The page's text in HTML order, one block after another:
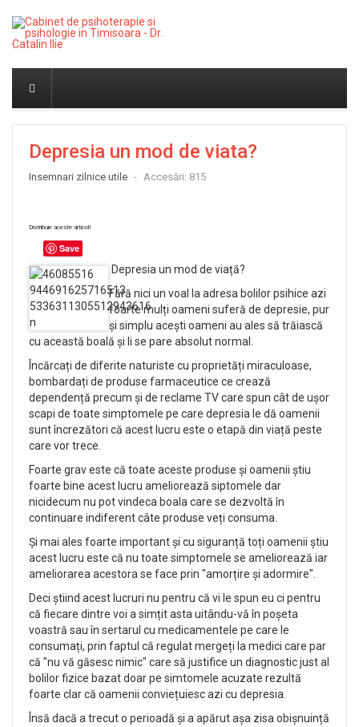
Depresia un mod de viata?
Insemnari zilnice utile Accesări: 815
Distribuie aceste articol!
Save
Depresia un mod de viață?
Fără nici un voal la adresa bolilor psihice azi
foarte mulți oameni suferă de depresie, pur
și simplu acești oameni au ales să trăiască
cu această boală și li se pare absolut normal.
Încărcați de diferite naturiste cu proprietăți miraculoase,
bombardați de produse farmaceutice ce crează
dependență precum și de reclame TV care spun cât de ușor
scapi de toate simptomele pe care depresia le dă oamenii
sunt încrezători că acest lucru este o etapă din viață peste
care vor trece.
Foarte grav este că toate aceste produse și oamenii știu
foarte bine acest lucru ameliorează siptomele dar
nicidecum nu pot vindeca boala care se dezvoltă în
continuare indiferent câte produse veți consuma.
Și mai ales foarte important și cu siguranță toți oamenii știu
acest lucru este că nu toate simptomele se ameliorează iar
ameliorarea acestora se face prin "amorțire și adormire".
Deci știind acest lucruri nu pentru că vi le spun eu ci pentru
că fiecare dintre voi a simțit asta uitându-vă în poșeta
voastră sau în sertarul cu medicamentele pe care le
consumați, prin faptul că regulat mergeți la medici care par
că "nu vă găsesc nimic" care să justifice un diagnostic just al
bolilor fizice bazat doar pe simtomele acuzate rezultă
foarte clar că oamenii conviețuiesc azi cu depresia.
Însă dacă a trecut o perioadă și a apărut așa zisa obișnuință